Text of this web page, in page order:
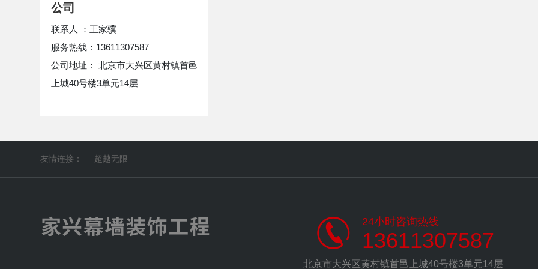
公司
联系人 ：王家骥
服务热线：13611307587
公司地址： 北京市大兴区黄村镇首邑
上城40号楼3单元14层
友情连接： 超越无限
24小时咨询热线
13611307587
北京市大兴区黄村镇首邑上城40号楼3单元14层